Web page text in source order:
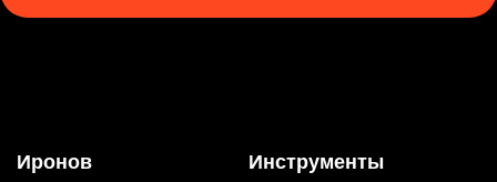
Иронов Инструменты